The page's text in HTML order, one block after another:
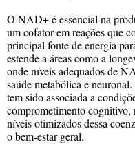
O NAD+ é essencial na
um cofator em reações que
principal fonte de energia
estende a áreas como a
onde níveis adequados de
saúde metabólica e
tem sido associada a
comprometimento cognitivo,
níveis otimizados dessa
o bem-estar geral.